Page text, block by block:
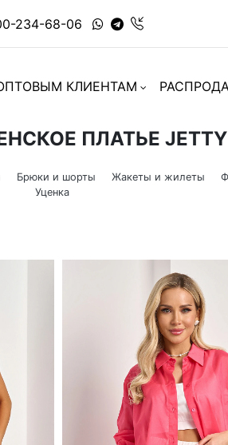
234-68-06
КЛИЕНТАМ
ПЛАТЬЕ JETTY
Брюки и шорты Жакеты и жилеты
Уценка